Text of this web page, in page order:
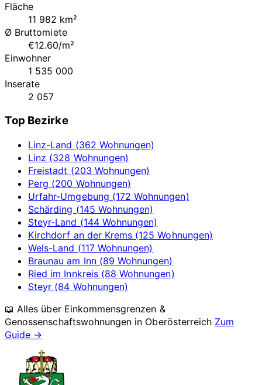
Fläche
11 982 km²
Ø Bruttomiete
€12.60/m²
Einwohner
1 535 000
Inserate
2 057
Top Bezirke
Linz-Land (362 Wohnungen)
Linz (328 Wohnungen)
Freistadt (203 Wohnungen)
Perg (200 Wohnungen)
Urfahr-Umgebung (172 Wohnungen)
Schärding (145 Wohnungen)
Steyr-Land (144 Wohnungen)
Kirchdorf an der Krems (125 Wohnungen)
Wels-Land (117 Wohnungen)
Braunau am Inn (89 Wohnungen)
Ried im Innkreis (88 Wohnungen)
Steyr (84 Wohnungen)
📖 Alles über Einkommensgrenzen &
Genossenschaftswohnungen in Oberösterreich Zum
Guide →